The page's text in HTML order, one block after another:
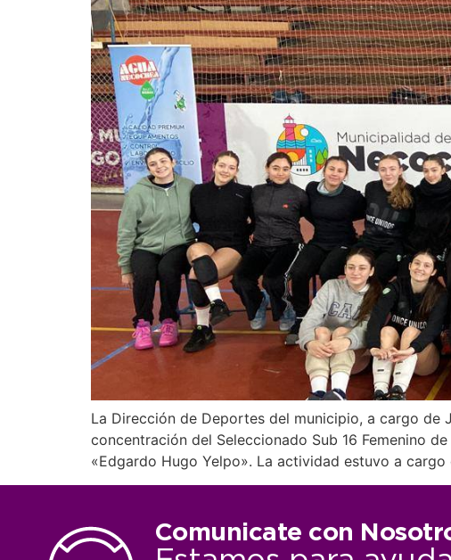
La Dirección de Deportes del municipio, a cargo de
concentración del Seleccionado Sub 16 Femenino
«Edgardo Hugo Yelpo». La actividad estuvo a
Comunicate con